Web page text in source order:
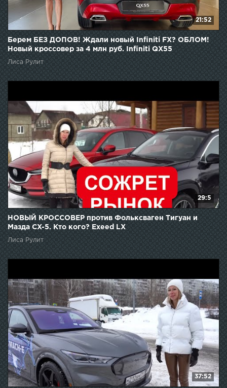
21:52
Берем БЕЗ ДОПОВ! Ждали новый Infiniti FX? ОБЛОМ!
Новый кроссовер за 4 млн руб. Infiniti QX55
Лиса Рулит
29:5
НОВЫЙ КРОССОВЕР против Фольксваген Тигуан и
Мазда CX-5. Кто кого? Exeed LX
Лиса Рулит
37:52